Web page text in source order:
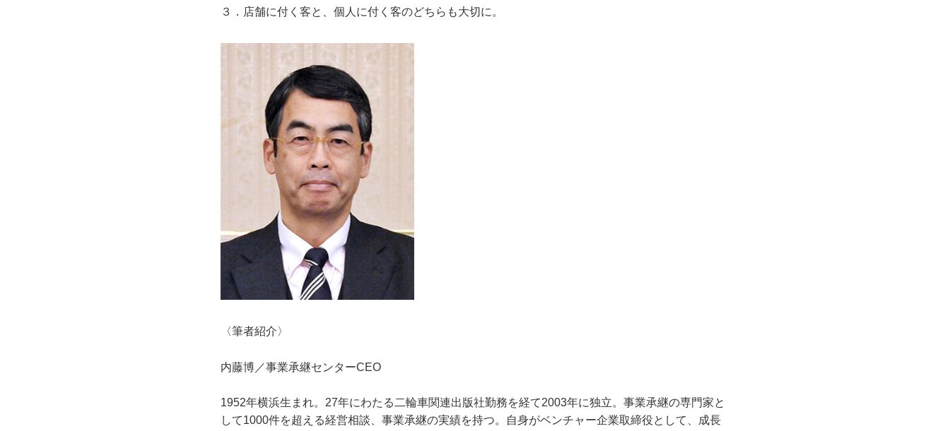
３．店舗に付く客と、個人に付く客のどちらも大切に。
〈筆者紹介〉
内藤博／事業承継センターCEO
1952年横浜生まれ。27年にわたる二輪車関連出版社勤務を経て2003年に独立。事業承継の専門家と
して1000件を超える経営相談、事業承継の実績を持つ。自身がベンチャー企業取締役として、成長